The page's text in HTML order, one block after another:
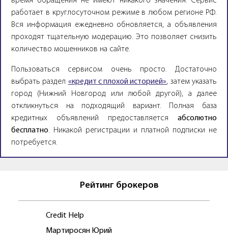
работает в круглосуточном режиме в любом регионе РФ.
Вся информация ежедневно обновляется, а объявления
проходят тщательную модерацию. Это позволяет снизить
количество мошенников на сайте.
Пользоваться сервисом очень просто. Достаточно
выбрать раздел «кредит с плохой историей», затем указать
город (Нижний Новгород или любой другой), а далее
откликнуться на подходящий вариант. Полная база
кредитных объявлений предоставляется абсолютно
бесплатно. Никакой регистрации и платной подписки не
потребуется.
Рейтинг брокеров
Credit Help
Мартиросян Юрий